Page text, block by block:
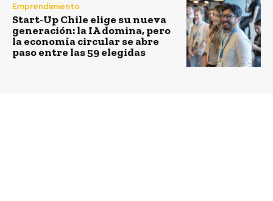
Emprendimiento
Start-Up Chile elige su nueva
generación: la IA domina, pero
la economía circular se abre
paso entre las 59 elegidas